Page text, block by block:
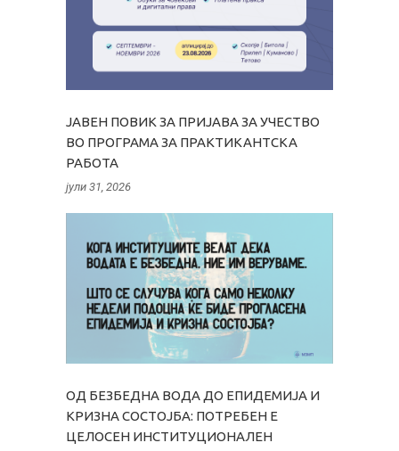
ЈАВЕН ПОВИК ЗА ПРИЈАВА ЗА УЧЕСТВО
ВО ПРОГРАМА ЗА ПРАКТИКАНТСКА
РАБОТА
јули 31, 2026
ОД БЕЗБЕДНА ВОДА ДО ЕПИДЕМИЈА И
КРИЗНА СОСТОЈБА: ПОТРЕБЕН Е
ЦЕЛОСЕН ИНСТИТУЦИОНАЛЕН